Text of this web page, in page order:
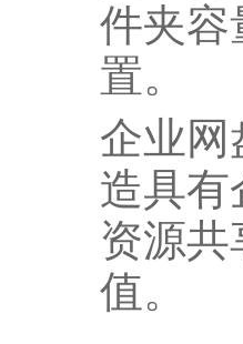
件夹容
置。
企业网
造具有
资源
值。